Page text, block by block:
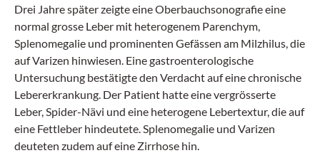
Drei Jahre später zeigte eine Oberbauchsonografie eine
normal grosse Leber mit heterogenem Parenchym,
Splenomegalie und prominenten Gefässen am Milzhilus, die
auf Varizen hinwiesen. Eine gastroenterologische
Untersuchung bestätigte den Verdacht auf eine chronische
Lebererkrankung. Der Patient hatte eine vergrösserte
Leber, Spider-Nävi und eine heterogene Lebertextur, die auf
eine Fettleber hindeutete. Splenomegalie und Varizen
deuteten zudem auf eine Zirrhose hin.